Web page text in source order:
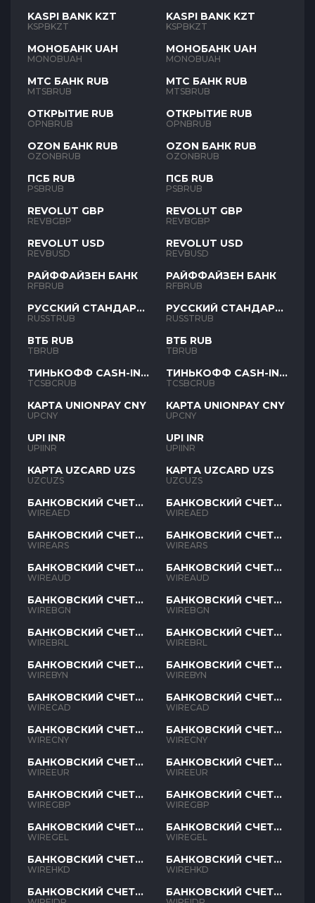
KASPI BANK KZT
KSPBKZT
МОНОБАНК UAH
MONOBUAH
МТС БАНК RUB
MTSBRUB
ОТКРЫТИЕ RUB
OPNBRUB
OZON БАНК RUB
OZONBRUB
ПСБ RUB
PSBRUB
REVOLUT GBP
REVBGBP
REVOLUT USD
REVBUSD
РАЙФФАЙЗЕН БАНК
RFBRUB
РУССКИЙ СТАНДАРТ
RUB
RUSSTRUB
ВТБ RUB
TBRUB
ТИНЬКОФФ CASH-IN
RUB
TCSBCRUB
КАРТА UNIONPAY CNY
UPCNY
UPI INR
UPIINR
КАРТА UZCARD UZS
UZCUZS
БАНКОВСКИЙ СЧЕТ
AED
WIREAED
БАНКОВСКИЙ СЧЕТ
ARS
WIREARS
БАНКОВСКИЙ СЧЕТ
AUD
WIREAUD
БАНКОВСКИЙ СЧЕТ
BGN
WIREBGN
БАНКОВСКИЙ СЧЕТ
BRL
WIREBRL
БАНКОВСКИЙ СЧЕТ
BYN
WIREBYN
БАНКОВСКИЙ СЧЕТ
CAD
WIRECAD
БАНКОВСКИЙ СЧЕТ
CNY
WIRECNY
БАНКОВСКИЙ СЧЕТ
EUR
WIREEUR
БАНКОВСКИЙ СЧЕТ
GBP
WIREGBP
БАНКОВСКИЙ СЧЕТ
GEL
WIREGEL
БАНКОВСКИЙ СЧЕТ
HKD
WIREHKD
БАНКОВСКИЙ СЧЕТ
KASPI BANK KZT
KSPBKZT
МОНОБАНК UAH
MONOBUAH
МТС БАНК RUB
MTSBRUB
ОТКРЫТИЕ RUB
OPNBRUB
OZON БАНК RUB
OZONBRUB
ПСБ RUB
PSBRUB
REVOLUT GBP
REVBGBP
REVOLUT USD
REVBUSD
РАЙФФАЙЗЕН БАНК
RFBRUB
РУССКИЙ СТАНДАРТ
RUB
RUSSTRUB
ВТБ RUB
TBRUB
ТИНЬКОФФ CASH-IN
RUB
TCSBCRUB
КАРТА UNIONPAY CNY
UPCNY
UPI INR
UPIINR
КАРТА UZCARD UZS
UZCUZS
БАНКОВСКИЙ СЧЕТ
AED
WIREAED
БАНКОВСКИЙ СЧЕТ
ARS
WIREARS
БАНКОВСКИЙ СЧЕТ
AUD
WIREAUD
БАНКОВСКИЙ СЧЕТ
BGN
WIREBGN
БАНКОВСКИЙ СЧЕТ
BRL
WIREBRL
БАНКОВСКИЙ СЧЕТ
BYN
WIREBYN
БАНКОВСКИЙ СЧЕТ
CAD
WIRECAD
БАНКОВСКИЙ СЧЕТ
CNY
WIRECNY
БАНКОВСКИЙ СЧЕТ
EUR
WIREEUR
БАНКОВСКИЙ СЧЕТ
GBP
WIREGBP
БАНКОВСКИЙ СЧЕТ
GEL
WIREGEL
БАНКОВСКИЙ СЧЕТ
HKD
WIREHKD
БАНКОВСКИЙ СЧЕТ